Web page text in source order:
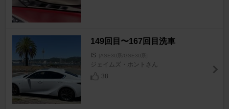
149回目〜167回目洗車
IS [ASE30系/GSE30系]
ジェイムズ・ホントさん
38